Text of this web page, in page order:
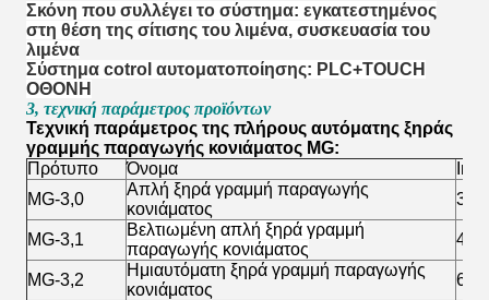
Σκόνη που συλλέγει το σύστημα: εγκατεστημένος
στη θέση της σίτισης του λιμένα, συσκευασία του
λιμένα
Σύστημα cotrol αυτοματοποίησης: PLC+TOUCH
ΟΘΟΝΗ
3, τεχνική παράμετρος προϊόντων
Τεχνική παράμετρος της πλήρους αυτόματης ξηράς
γραμμής παραγωγής κονιάματος MG:
Πρότυπο
Όνομα
MG-3,0
Απλή ξηρά γραμμή παραγωγής
κονιάματος
3T/
MG-3,1
Βελτιωμένη απλή ξηρά γραμμή
παραγωγής κονιάματος
4-
MG-3,2
Ημιαυτόματη ξηρά γραμμή παραγωγής
κονιάματος
6-